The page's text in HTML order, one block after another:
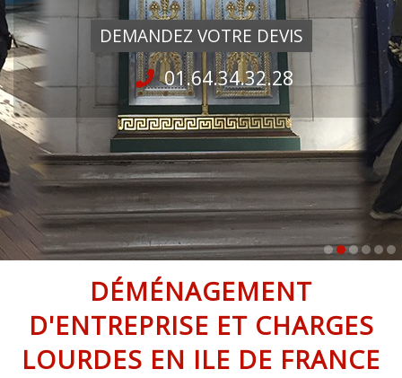
DÉMÉNAGEMENT
D'ENTREPRISE ET CHARGES
LOURDES EN ILE DE FRANCE